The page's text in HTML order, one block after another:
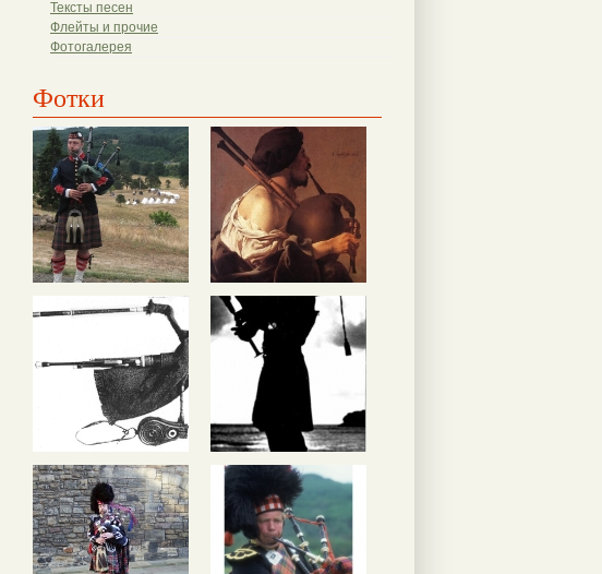
Тексты песен
Флейты и прочие
Фотогалерея
Фотки